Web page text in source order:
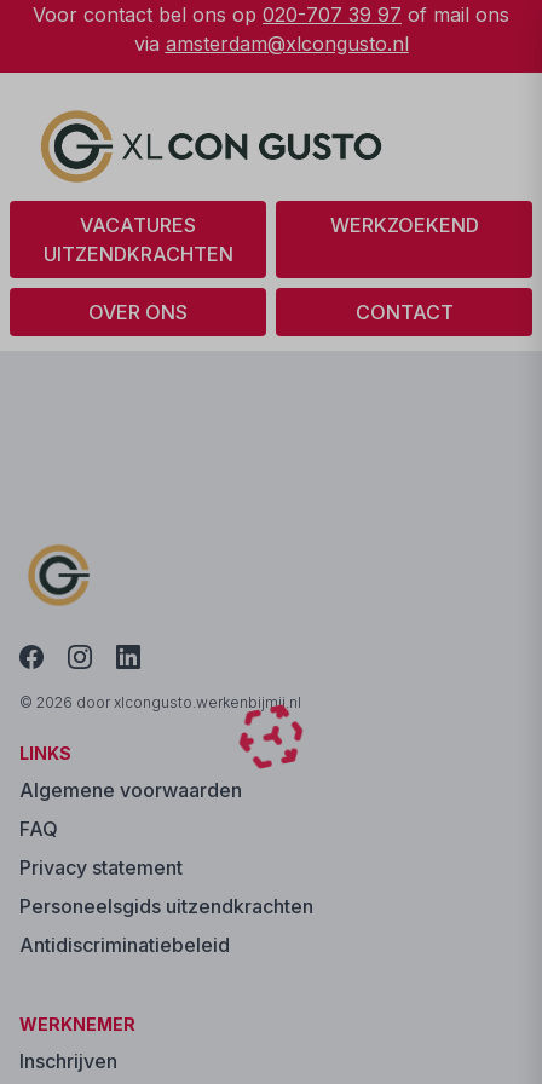
Voor contact bel ons op 020-707 39 97 of mail ons
via amsterdam@xlcongusto.nl
VACATURES
UITZENDKRACHTEN
WERKZOEKEND
OVER ONS CONTACT
© 2026 door xlcongusto.werkenbijmij.nl
LINKS
Algemene voorwaarden
FAQ
Privacy statement
Personeelsgids uitzendkrachten
Antidiscriminatiebeleid
WERKNEMER
Inschrijven